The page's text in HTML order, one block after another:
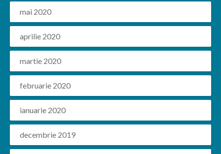
mai 2020
aprilie 2020
martie 2020
februarie 2020
ianuarie 2020
decembrie 2019